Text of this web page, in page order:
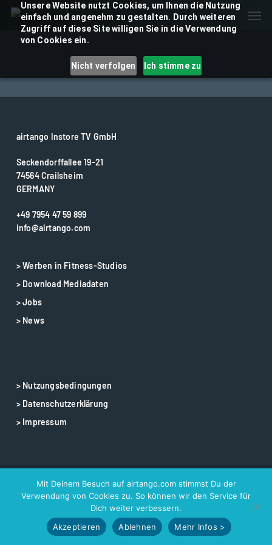
Unsere Website nutzt Cookies, um Ihnen die Nutzung
einfach und angenehm zu gestalten. Durch weiteren
Zugriff auf diese Site willigen Sie in die Verwendung
von Cookies ein.
Nicht verfolgen Ich stimme zu
Skip
content
airtango Instore TV GmbH
Seckendorffallee 19-21
74564 Crailsheim
GERMANY
+49 7954 47 59 899
info@airtango.com
> Werben in Fitness-Studios
> Download Mediadaten
> Jobs
> News
> Nutzungsbedingungen
> Datenschutzerklärung
> Impressum
© 2025 airtango – airtango is a registered trademark
Mit Deinem Besuch auf airtango.com stimmst Du der
Verwendung von Cookies zu. So können wir den Service für
Dich weiter verbessern.
Akzeptieren
Ablehnen Mehr Infos >